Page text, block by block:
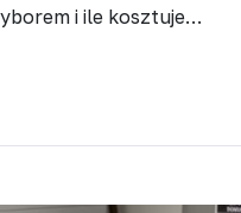
i ile kosztuje